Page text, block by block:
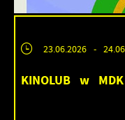
23.06.2026 -
KINOLUB w MDK